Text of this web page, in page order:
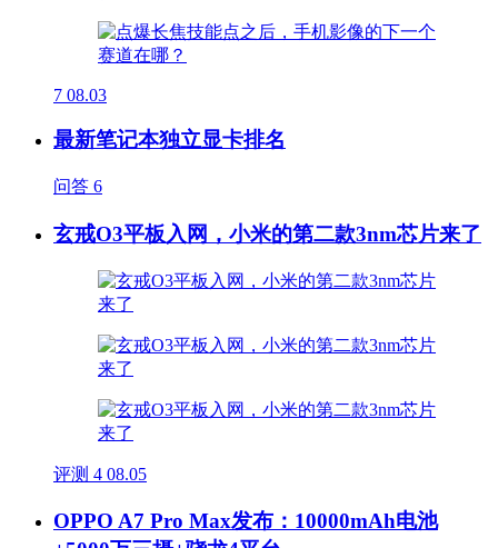
7 08.03
最新笔记本独立显卡排名
问答 6
玄戒O3平板入网，小米的第二款3nm芯片来了
评测 4 08.05
OPPO A7 Pro Max发布：10000mAh电池